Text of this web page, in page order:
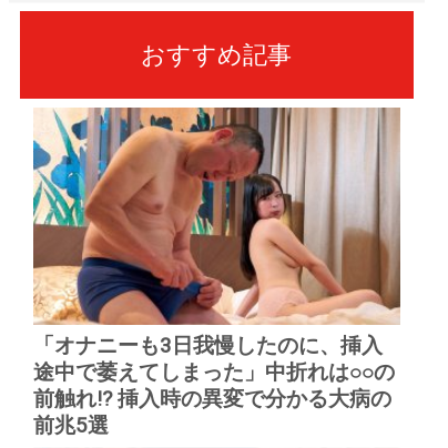
おすすめ記事
「オナニーも3日我慢したのに、挿入
途中で萎えてしまった」中折れは○○の
前触れ!? 挿入時の異変で分かる大病の
前兆5選